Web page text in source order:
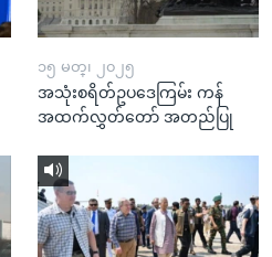
၁၅ မတ္၊ ၂၀၂၅
အသုံးစရိတ်ဥပဒေကြမ်း ကန်
အထက်လွှတ်တော် အတည်ပြု